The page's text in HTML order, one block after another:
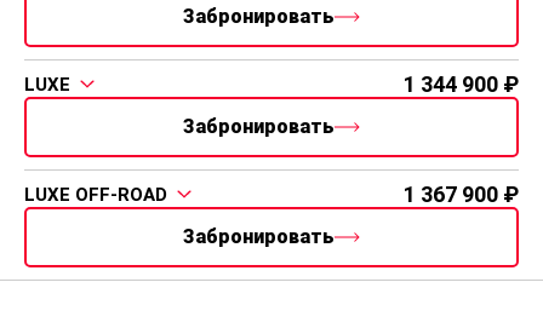
Забронировать
LUXE 1 344 900
Забронировать
LUXE OFF-ROAD 1 367 900
Забронировать